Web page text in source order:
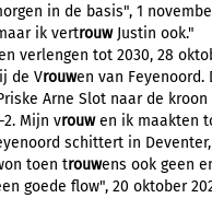
in de basis", 1 november
ik vertrouwJustin ook."
verlengen tot 2030, 28
de Vrouwen van Feyenoord.
Arne Slot naar de kroon
2. Mijn vrouwen ik maakten
schittert in Deventer,
toen trouwens ook geen
goede flow", 20 oktober